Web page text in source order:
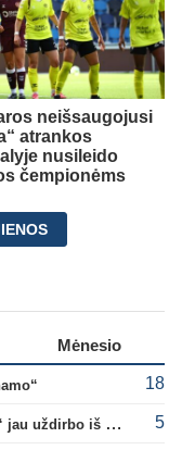
neišsaugojusi
atrankos
nusileido
čempionėms
Mėnesio
18
A. Tapinas atskleidė, kiek tiksliai „Žalgiris“ jau uždirbo iš UEFA premijų 5